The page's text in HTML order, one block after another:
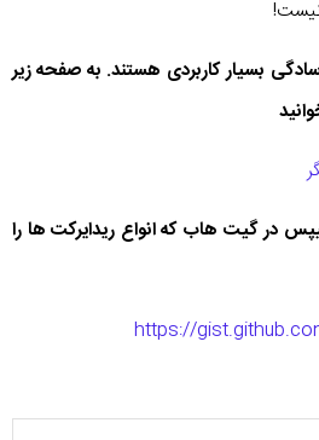
نیست!
بسیار کاربردی هستند. به صفحه زیر
در گیت هاب که انواع ریدایرکت ها را
https://